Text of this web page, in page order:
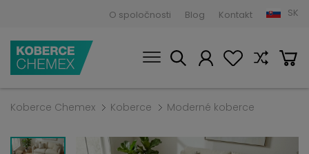
O spoločnosti Blog Kontakt SK
Koberce Chemex Koberce Moderné koberce